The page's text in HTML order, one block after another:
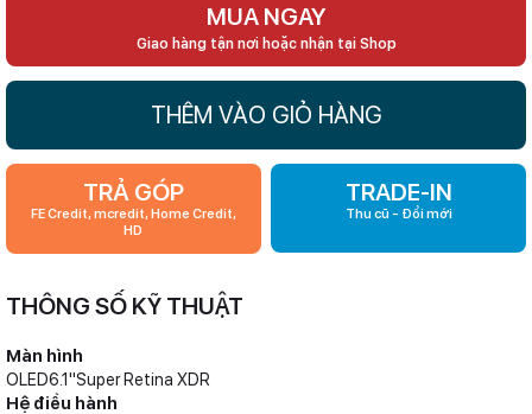
MUA NGAY
Giao hàng tận nơi hoặc nhận tại Shop
THÊM VÀO GIỎ HÀNG
TRẢ GÓP
FE Credit, mcredit, Home Credit,
HD
TRADE-IN
Thu cũ - Đổi mới
THÔNG SỐ KỸ THUẬT
Màn hình
OLED6.1"Super Retina XDR
Hệ điều hành